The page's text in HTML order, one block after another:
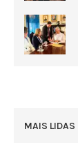
MAIS LIDAS